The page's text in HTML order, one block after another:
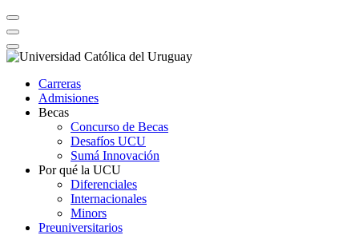
Carreras
Admisiones
Becas
Concurso de Becas
Desafíos UCU
Sumá Innovación
Por qué la UCU
Diferenciales
Internacionales
Minors
Preuniversitarios